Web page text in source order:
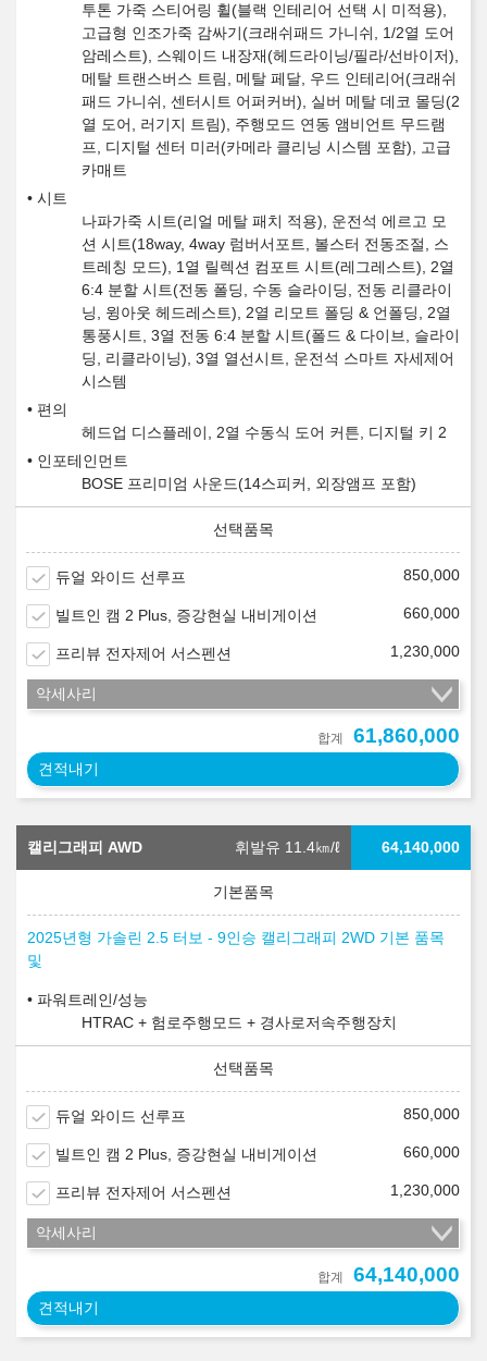
투톤 가죽 스티어링 휠(블랙 인테리어 선택 시 미적용),
고급형 인조가죽 감싸기(크래쉬패드 가니쉬, 1/2열 도어
암레스트), 스웨이드 내장재(헤드라이닝/필라/선바이저),
메탈 트랜스버스 트림, 메탈 페달, 우드 인테리어(크래쉬
패드 가니쉬, 센터시트 어퍼커버), 실버 메탈 데코 몰딩(2
열 도어, 러기지 트림), 주행모드 연동 앰비언트 무드램
프, 디지털 센터 미러(카메라 클리닝 시스템 포함), 고급
카매트
시트
나파가죽 시트(리얼 메탈 패치 적용), 운전석 에르고 모
션 시트(18way, 4way 럼버서포트, 볼스터 전동조절, 스
트레칭 모드), 1열 릴렉션 컴포트 시트(레그레스트), 2열
6:4 분할 시트(전동 폴딩, 수동 슬라이딩, 전동 리클라이
닝, 윙아웃 헤드레스트), 2열 리모트 폴딩 & 언폴딩, 2열
통풍시트, 3열 전동 6:4 분할 시트(폴드 & 다이브, 슬라이
딩, 리클라이닝), 3열 열선시트, 운전석 스마트 자세제어
시스템
편의
헤드업 디스플레이, 2열 수동식 도어 커튼, 디지털 키 2
인포테인먼트
BOSE 프리미엄 사운드(14스피커, 외장앰프 포함)
듀얼 와이드 선루프 850,000
빌트인 캠 2 Plus, 증강현실 내비게이션 660,000
프리뷰 전자제어 서스펜션 1,230,000
악세사리
합계 61,860,000
견적내기
캘리그래피 AWD 휘발유 11.4㎞/ℓ 64,140,000
2025년형 가솔린 2.5 터보 - 9인승 캘리그래피 2WD 기본 품목
및
파워트레인/성능
HTRAC + 험로주행모드 + 경사로저속주행장치
듀얼 와이드 선루프 850,000
빌트인 캠 2 Plus, 증강현실 내비게이션 660,000
프리뷰 전자제어 서스펜션 1,230,000
악세사리
합계 64,140,000
견적내기